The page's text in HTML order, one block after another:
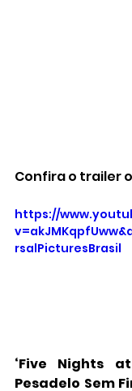
Confira o trailer
https://
rsalPicturesBrasil
‘Five Nights
Pesadelo Sem